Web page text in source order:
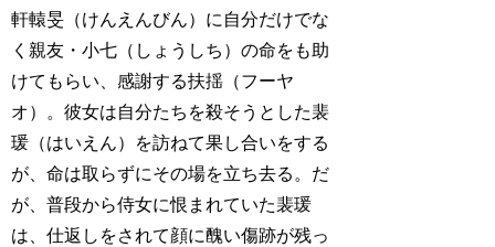
軒轅旻（けんえんびん）に自分だけでな
く親友・小七（しょうしち）の命をも助
けてもらい、感謝する扶揺（フーヤ
オ）。彼女は自分たちを殺そうとした裴
瑗（はいえん）を訪ねて果し合いをする
が、命は取らずにその場を立ち去る。だ
が、普段から侍女に恨まれていた裴瑗
は、仕返しをされて顔に醜い傷跡が残っ